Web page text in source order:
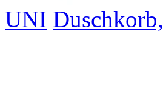
UNI